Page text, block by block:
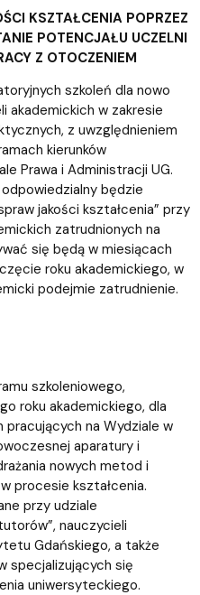
KSZTAŁCENIA POPRZEZ
POTENCJAŁU UCZELNI
Z OTOCZENIEM
szkoleń dla nowo
akademickich w zakresie
z uwzględnieniem
kierunków
Prawa i Administracji UG.
będzie
jakości kształcenia” przy
zatrudnionych na
się będą w miesiącach
roku akademickiego, w
podejmie zatrudnienie.
szkoleniowego,
roku akademickiego, dla
pracujących na Wydziale w
aparatury i
nowych metod i
procesie kształcenia.
przy udziale
nauczycieli
Gdańskiego, a także
specjalizujących się
uniwersyteckiego.